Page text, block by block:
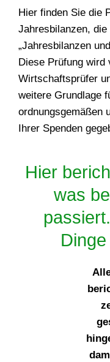
Hier finden Sie die
Jahresbilanzen,
„Jahresbilanzen
Diese Prüfung wird
Wirtschaftsprüfer
weitere Grundlage
ordnungsgemäßen
Ihrer Spenden
Hier
was